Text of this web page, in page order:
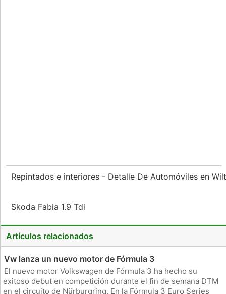
Repintados e interiores - Detalle De Automóviles en
Skoda Fabia 1.9 Tdi
Artículos relacionados
Vw lanza un nuevo motor de Fórmula 3
El nuevo motor Volkswagen de Fórmula 3 ha hecho su
exitoso debut en competición durante el fin de semana DTM
en el circuito de Nürburgring. En la Fórmula 3 Euro Series